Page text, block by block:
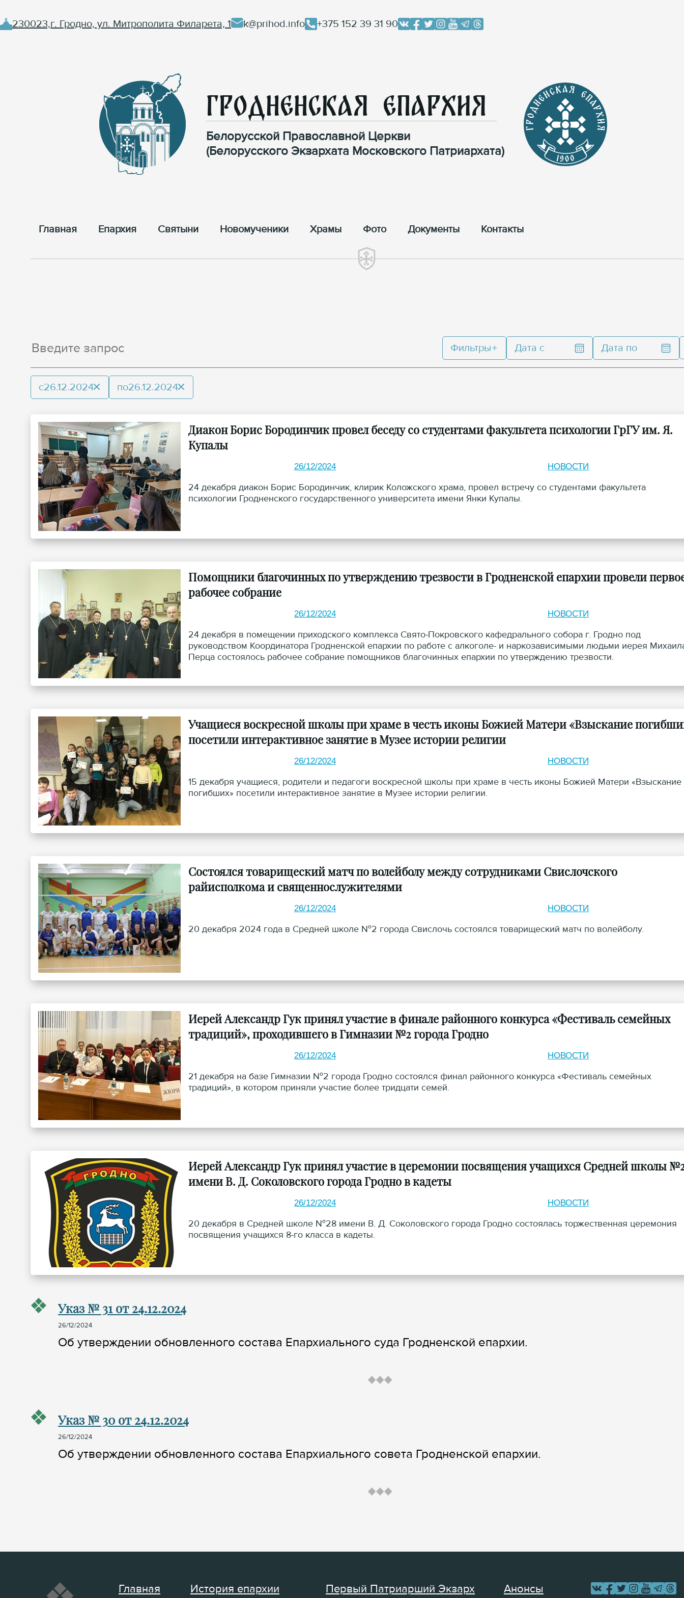
230023,г. Гродно, ул. Митрополита Филарета, 1 k@prihod.info +375 152 39 31 90
Гродненская Епархия
Белорусской Православной Церкви
(Белорусского Экзархата Московского Патриархата)
Главная Епархия Cвятыни Новомученики Храмы Фото Документы Контакты
Фильтры Дата с Дата по
с26.12.2024 по26.12.2024
Диакон Борис Бородинчик провел беседу со студентами факультета психологии ГрГУ им. Я.
Купалы
26/12/2024 НОВОСТИ
24 декабря диакон Борис Бородинчик, клирик Коложского храма, провел встречу со студентами факультета
психологии Гродненского государственного университета имени Янки Купалы.
Помощники благочинных по утверждению трезвости в Гродненской епархии провели
рабочее собрание
26/12/2024 НОВОСТИ
24 декабря в помещении приходского комплекса Свято-Покровского кафедрального собора г. Гродно под
руководством Координатора Гродненской епархии по работе с алкоголе- и наркозависимыми людьми иерея
Перца состоялось рабочее собрание помощников благочинных епархии по утверждению трезвости.
Учащиеся воскресной школы при храме в честь иконы Божией Матери «Взыскание
посетили интерактивное занятие в Музее истории религии
26/12/2024 НОВОСТИ
15 декабря учащиеся, родители и педагоги воскресной школы при храме в честь иконы Божией Матери «Взыскание
погибших» посетили интерактивное занятие в Музее истории религии.
Состоялся товарищеский матч по волейболу между сотрудниками Свислочского
райисполкома и священнослужителями
26/12/2024 НОВОСТИ
20 декабря 2024 года в Средней школе №2 города Свислочь состоялся товарищеский матч по волейболу.
Иерей Александр Гук принял участие в финале районного конкурса «Фестиваль семейных
традиций», проходившего в Гимназии №2 города Гродно
26/12/2024 НОВОСТИ
21 декабря на базе Гимназии №2 города Гродно состоялся финал районного конкурса «Фестиваль семейных
традиций», в котором приняли участие более тридцати семей.
Иерей Александр Гук принял участие в церемонии посвящения учащихся Средней школы
имени В. Д. Соколовского города Гродно в кадеты
26/12/2024 НОВОСТИ
20 декабря в Средней школе №28 имени В. Д. Соколовского города Гродно состоялась торжественная церемония
посвящения учащихся 8-го класса в кадеты.
Указ № 31 от 24.12.2024
26/12/2024
Об утверждении обновленного состава Епархиального суда Гродненской епархии.
Указ № 30 от 24.12.2024
26/12/2024
Об утверждении обновленного состава Епархиального совета Гродненской епархии.
Главная История епархии Первый Патриарший Экзарх Анонсы